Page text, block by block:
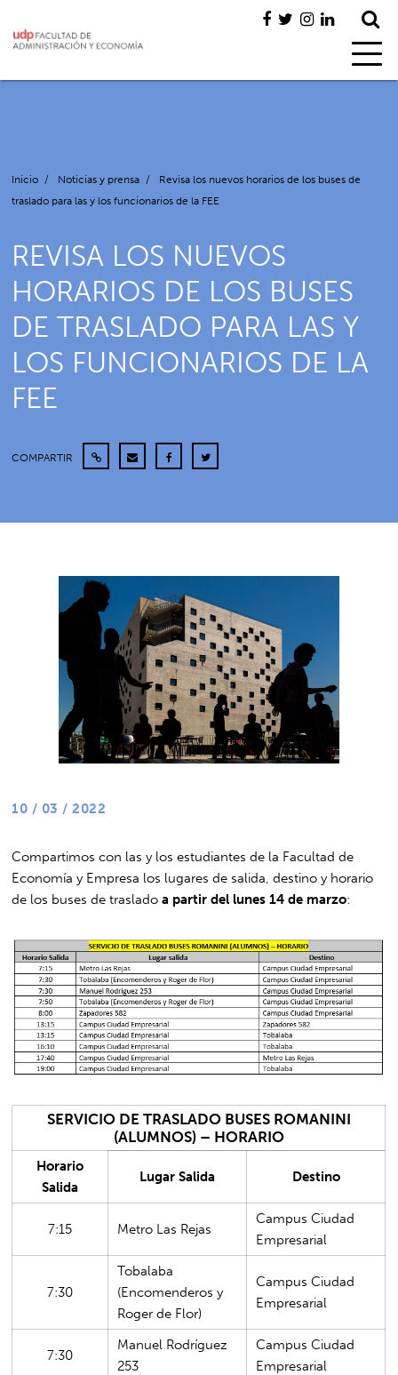
Inicio / Noticias y prensa /
Revisa los nuevos horarios de los buses de
traslado para las y los funcionarios de la FEE
REVISA LOS NUEVOS
HORARIOS DE LOS BUSES
DE TRASLADO PARA LAS Y
LOS FUNCIONARIOS DE LA
FEE
COMPARTIR
10 / 03 / 2022
Compartimos con las y los estudiantes de la Facultad de
Economía y Empresa los lugares de salida, destino y horario
de los buses de trasladoa partir del lunes 14 de marzo:
SERVICIO DE TRASLADOBUSES ROMANINI
(ALUMNOS) – HORARIO
Horario
Salida
Lugar Salida Destino
7:15 Metro Las Rejas
Campus Ciudad
Empresarial
7:30
Tobalaba
(Encomenderos y
Roger de Flor)
Campus Ciudad
Empresarial
7:30
Manuel Rodríguez
253
Campus Ciudad
Empresarial